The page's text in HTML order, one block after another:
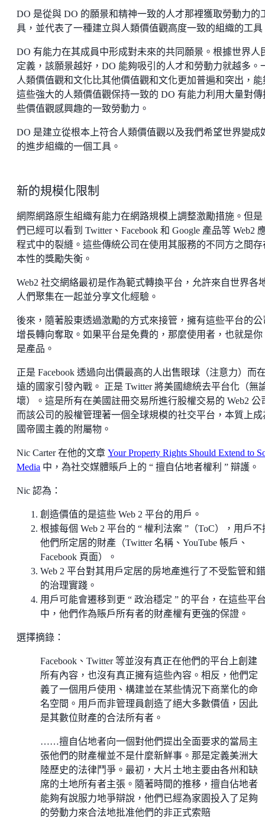
DO 是從與 DO 的願景和精神一致的人才那裡獲取勞動力的
具，並代表了一種建立與人類價值觀高度一致的組織的工具
DO 有能力在其成員中形成對未來的共同願景。根據世界人
定義，該願景越好，DO 能夠吸引的人才和勞動力就越多。
人類價值觀和文化比其他價值觀和文化更加普遍和突出，能
這些強大的人類價值觀保持一致的 DO 有能力利用大量對傳
些價值觀感興趣的一致勞動力。
DO 是建立從根本上符合人類價值觀以及我們希望世界變成
的進步組織的一個工具。
新的規模化限制
網際網路原生組織有能力在網路規模上調整激勵措施。但是
們已經可以看到 Twitter、Facebook 和 Google 產品等 Web2
程式中的裂縫。這些傳統公司在使用其服務的不同方之間存
本性的獎勵失衡。
Web2 社交網絡最初是作為範式轉換平台，允許來自世界各
人們聚集在一起並分享文化經驗。
後來，隨著股東透過激勵的方式來接管，擁有這些平台的公
增長轉向奪取。如果平台是免費的，那麼使用者，也就是你
是產品。
正是 Facebook 透過向出價最高的人出售眼球（注意力）而
遠的國家引發內戰。 正是 Twitter 將美國總統去平台化（無
壞）。這是所有在美國註冊交易所進行股權交易的 Web2 公
而該公司的股權管理著一個全球規模的社交平台，本質上成
國帝國主義的附屬物。
Nic Carter 在他的文章 Your Property Rights Should Extend to
Media 中，為社交媒體賬戶上的 “ 擅自佔地者權利 ” 辯護。
Nic 認為：
創造價值的是這些 Web 2 平台的用戶。
根據每個 Web 2 平台的 “ 權利法案 ”（ToC），用戶不
他們所定居的財產（Twitter 名稱、YouTube 帳戶、
Facebook 頁面）。
Web 2 平台對其用戶定居的房地產進行了不受監管和
的治理實踐。
用戶可能會遷移到更 “ 政治穩定 ” 的平台，在這些平
中，他們作為賬戶所有者的財產權有更強的保證。
選擇摘錄：
Facebook、Twitter 等並沒有真正在他們的平台上創建
所有內容，也沒有真正擁有這些內容。相反，他們定
義了一個用戶使用、構建並在某些情況下商業化的命
名空間。用戶而非管理員創造了絕大多數價值，因此
是其數位財產的合法所有者。
……擅自佔地者向一個對他們提出全面要求的當局主
張他們的財產權並不是什麼新鮮事。那是定義美洲大
陸歷史的法律鬥爭。最初，大片土地主要由各州和缺
席的土地所有者主張。隨著時間的推移，擅自佔地者
能夠有說服力地爭辯說，他們已經為家園投入了足夠
的勞動力來合法地批准他們的非正式索賠